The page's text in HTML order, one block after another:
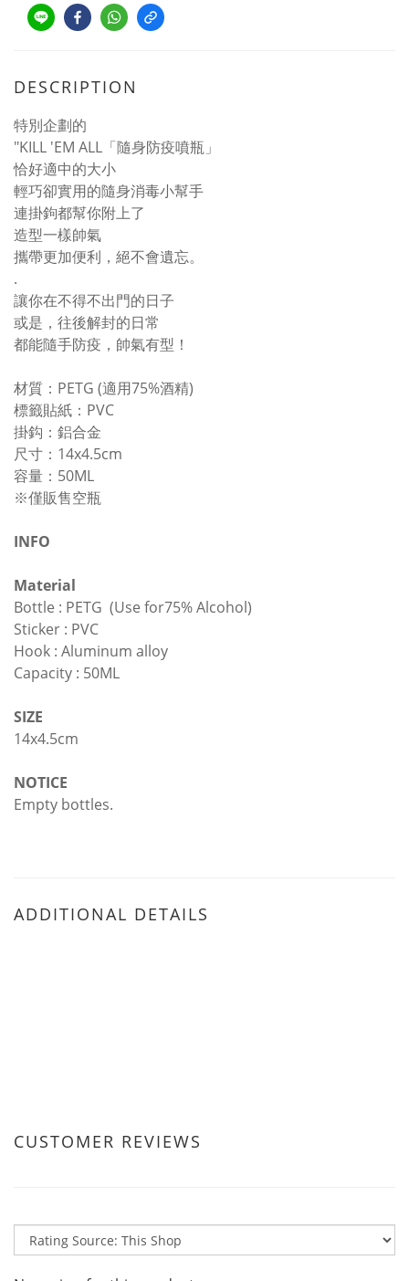
DESCRIPTION
特別企劃的
"KILL 'EM ALL「隨身防疫噴瓶」
恰好適中的大小
輕巧卻實用的隨身消毒小幫手
連掛鉤都幫你附上了
造型一樣帥氣
攜帶更加便利，絕不會遺忘。
.
讓你在不得不出門的日子
或是，往後解封的日常
都能隨手防疫，帥氣有型！
材質：PETG (適用75%酒精)
標籤貼紙：PVC
掛鈎：鋁合金
尺寸：14x4.5cm
容量：50ML
※僅販售空瓶
INFO
Material
Bottle : PETG (Use for75% Alcohol)
Sticker : PVC
Hook : Aluminum alloy
Capacity : 50ML
SIZE
14x4.5cm
NOTICE
Empty bottles.
ADDITIONAL DETAILS
CUSTOMER REVIEWS